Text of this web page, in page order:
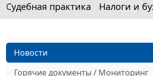
Судебная практика Налоги и
Новости
Горячие документы / Мониторинг